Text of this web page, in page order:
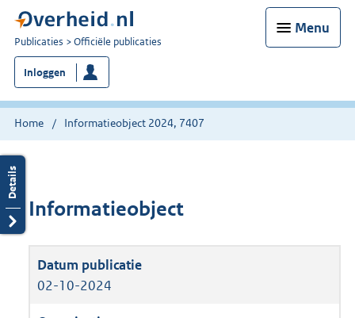
Menu
U
bent
nu
hier:
Publicaties Officiële publicaties
Inloggen
Home Informatieobject 2024, 7407
Informatieobject
02-10-2024